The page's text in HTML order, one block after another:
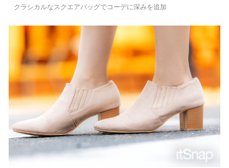
クラシカルなスクエアバッグでコーデに深みを追加